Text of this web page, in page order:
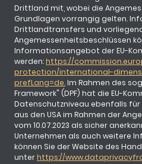
Drittland mit, wobei die
Grundlagen vorrangig gelten.
Drittlandtransfers und
Angemessenheitsbeschlüssen
Informationsangebot der EU-
werden:https://
protection/international-
prefLang=de.Im Rahmen des
Framework" (DPF) hat die EU-
Datenschutzniveau ebenfalls
aus den USA im Rahmen der
vom 10.07.2023 als sicher
Unternehmen als auch weitere
können Sie der Website des
unterhttps://